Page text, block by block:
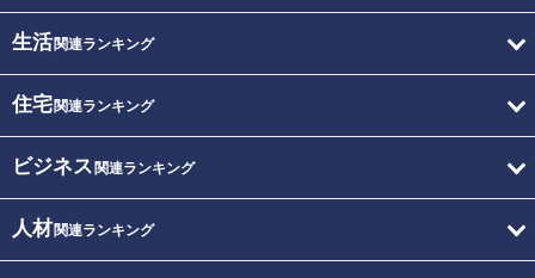
生活関連ランキング
住宅関連ランキング
ビジネス 関連ランキング
人材関連ランキング